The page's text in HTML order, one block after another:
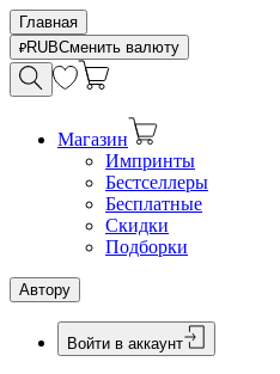
Главная
RUBСменить валюту
Магазин
Импринты
Бестселлеры
Бесплатные
Скидки
Подборки
Автору
Войти в аккаунт